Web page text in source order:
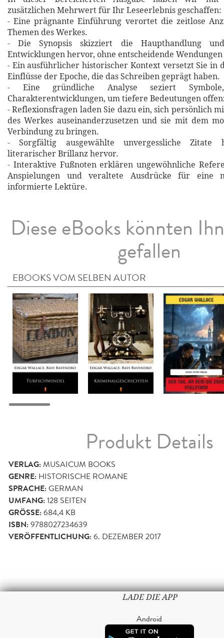
zusätzlichen Mehrwert für Ihr Leseerlebnis geschaffen:
- Eine prägnante Einführung verortet die zeitlose
Themen des Werkes.
- Die Synopsis skizziert die Haupthandlung
Entwicklungen hervor, ohne entscheidende
- Ein ausführlicher historischer Kontext versetzt Sie in
Einflüsse der Epoche, die das Schreiben geprägt haben.
- Eine gründliche Analyse seziert
Charakterentwicklungen, um tiefere Bedeutungen
- Reflexionsfragen laden Sie dazu ein, sich persönlich
des Werkes auseinanderzusetzen und sie mit dem
Verbindung zu bringen.
- Sorgfältig ausgewählte unvergessliche Zitate
literarischer Brillanz hervor.
- Interaktive Fußnoten erklären ungewöhnliche
Anspielungen und veraltete Ausdrücke für eine
informierte Lektüre.
Diese eBooks könnten
gefallen
EBOOKS VOM SELBEN AUTOR
Produkt Details
VERLAG:MUSAICUM BOOKS
GENRE: HISTORISCHE ROMANE
SPRACHE:GERMAN
UMFANG:128 SEITEN
GRÖSSE: 684,4 KB
ISBN:9788027234639
VERÖFFENTLICHUNG:6. DEZEMBER 2017
LADE DIE APP
Android